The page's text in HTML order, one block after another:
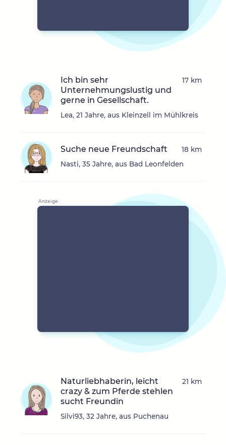
Ich bin sehr
Unternehmungslustig und
gerne in Gesellschaft.
Lea, 21 Jahre, aus Kleinzell im Mühlkreis
17 km
Suche neue Freundschaft
Nasti, 35 Jahre, aus Bad Leonfelden
18 km
Naturliebhaberin, leicht
crazy & zum Pferde stehlen
sucht Freundin
Silvi93, 32 Jahre, aus Puchenau
21 km